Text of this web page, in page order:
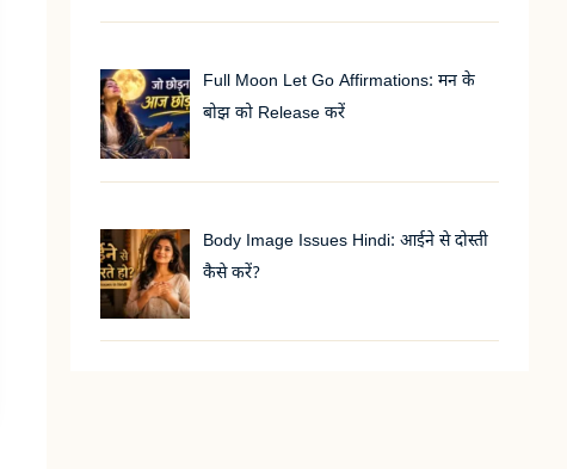
Full Moon Let Go Affirmations: मन के
बोझ को Release करें
Body Image Issues Hindi: आईने से दोस्ती
कैसे करें?